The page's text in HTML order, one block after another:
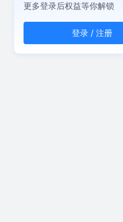
更多登录后权益等你解锁
登录 / 注册